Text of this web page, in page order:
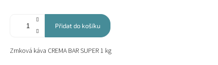
Přidat do košíku
Zrnková káva CREMA BAR SUPER 1 kg